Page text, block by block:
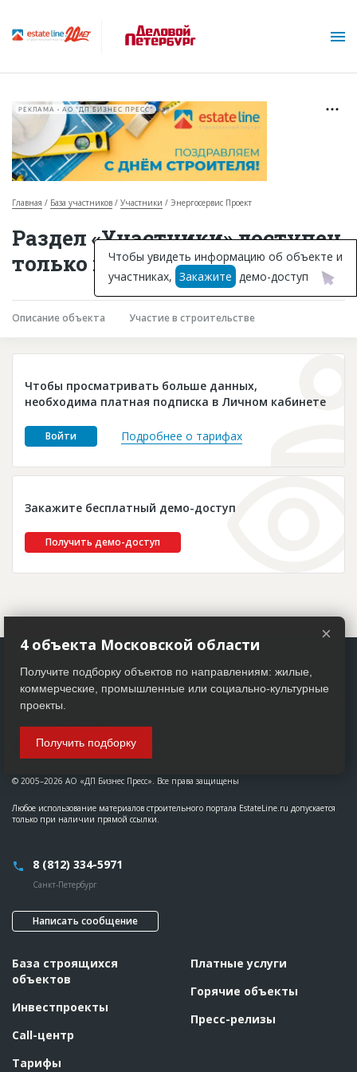
Горячие объекты
База строящихся объектов
Инвестпроекты
Глоссарий
Платные услуги
Пресс-релизы
РЕКЛАМА • АО "ДП БИЗНЕС ПРЕСС"
Главная База участников Участники Энергосервис Проект
Раздел «Участники» доступен
только подписчикам
Описание объекта Участие в строительстве
Чтобы просматривать больше данных,
необходима платная подписка в Личном кабинете
Войти Подробнее о тарифах
Закажите бесплатный демо-доступ
Получить демо-доступ
Чтобы увидеть информацию об объекте и
участниках, Закажите демо-доступ
© 2005–2026 АО «ДП Бизнес Пресс». Все права защищены
Любое использование материалов строительного портала EstateLine.ru допускается
только при наличии прямой ссылки.
8 (812) 334-5971
Санкт-Петербург
Написать сообщение
База строящихся
объектов
Инвестпроекты
Call-центр
Тарифы
Платные услуги
Горячие объекты
Пресс-релизы
×
4 объекта Московской области
Получите подборку объектов по направлениям: жилые,
коммерческие, промышленные или социально-культурные
проекты.
Получить подборку